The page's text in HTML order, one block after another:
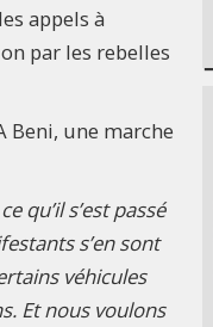
appels à
par les rebelles
Beni, une marche
qu’il s’est passé
s’en sont
véhicules
Et nous voulons